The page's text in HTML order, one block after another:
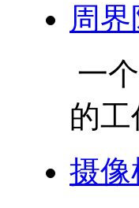
周
一
的工
摄像